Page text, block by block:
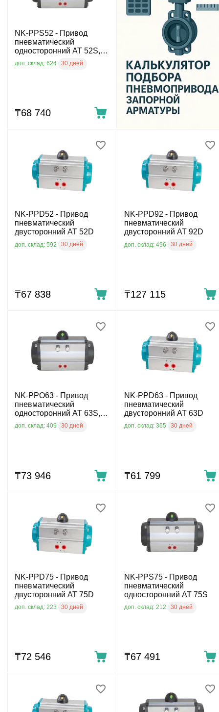
NK-PPS52 - Привод
пневматический
односторонний AT 52S,
DN15, DN20
доп. склад: 624 30 дней
₸68 740
NK-PPD52 - Привод
пневматический
двусторонний AT 52D
доп. склад: 592 30 дней
₸67 838
NK-PPD92 - Привод
пневматический
двусторонний AT 92D
доп. склад: 496 30 дней
₸127 115
NK-PPO63 - Привод
пневматический
односторонний AT 63S,
DN25, DN32
доп. склад: 409 30 дней
₸73 946
NK-PPD63 - Привод
пневматический
двусторонний AT 63D
доп. склад: 365 30 дней
₸61 799
NK-PPD75 - Привод
пневматический
двусторонний AT 75D
доп. склад: 223 30 дней
₸72 546
NK-PPS75 - Привод
пневматический
односторонний AT 75S
доп. склад: 212 30 дней
₸67 491